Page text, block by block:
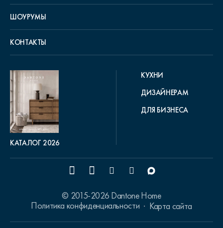
ШОУРУМЫ
КОНТАКТЫ
КАТАЛОГ 2026
КУХНИ
ДИЗАЙНЕРАМ
ДЛЯ БИЗНЕСА
© 2015-2026 Dantone Home
Политика конфиденциальности
Карта сайта